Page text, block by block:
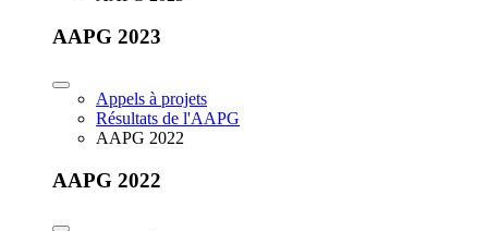
AAPG 2023
Appels à projets
Résultats de l'AAPG
AAPG 2022
AAPG 2022